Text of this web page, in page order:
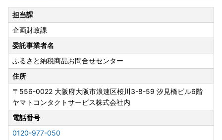
担当課
企画財政課
委託事業者名
ふるさと納税商品お問合せセンター
住所
〒556-0022 大阪府大阪市浪速区桜川3-8-59 汐見橋ビル6階
ヤマトコンタクトサービス株式会社内
電話番号
0120-977-050